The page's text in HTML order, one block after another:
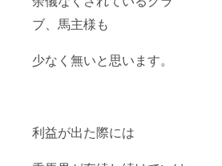
ブ、馬主様も
少なく無いと思います。
利益が出た際には